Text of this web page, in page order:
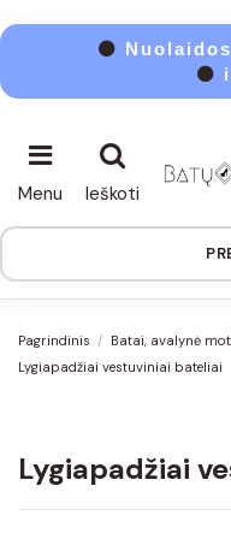
⚫
⚫
Menu Ieškoti
Pagrindinis Batai, avalynė
Lygiapadžiai vestuviniai bateliai
Lygiapadžiai